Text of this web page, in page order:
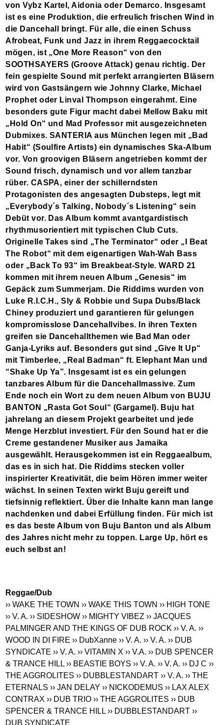
von Vybz Kartel, Aidonia oder Demarco. Insgesamt
ist es eine Produktion, die erfreulich frischen Wind in
die Dancehall bringt. Für alle, die einen Schuss
Afrobeat, Funk und Jazz in ihrem Reggaecocktail
mögen, ist „One More Reason“ von den
SOOTHSAYERS (Groove Attack) genau richtig. Der
fein gespielte Sound mit perfekt arrangierten Bläsern
wird von Gastsängern wie Johnny Clarke, Michael
Prophet oder Linval Thompson eingerahmt. Eine
besonders gute Figur macht dabei Mellow Baku mit
„Hold On“ und Mad Professor mit ausgezeichneten
Dubmixes. SANTERIA aus München legen mit „Bad
Habit“ (Soulfire Artists) ein dynamisches Ska-Album
vor. Von groovigen Bläsern angetrieben kommt der
Sound frisch, dynamisch und vor allem tanzbar
rüber. CASPA, einer der schillerndsten
Protagonisten des angesagten Dubsteps, legt mit
„Everybody´s Talking, Nobody´s Listening“ sein
Debüt vor. Das Album kommt avantgardistisch
rhythmusorientiert mit typischen Club Cuts.
Originelle Takes sind „The Terminator“ oder „I Beat
The Robot“ mit dem eigenartigen Wah-Wah Bass
oder „Back To 93“ im Breakbeat-Style. WARD 21
kommen mit ihrem neuen Album „Genesis“ im
Gepäck zum Summerjam. Die Riddims wurden von
Luke R.I.C.H., Sly & Robbie und Supa Dubs/Black
Chiney produziert und garantieren für gelungen
kompromisslose Dancehallvibes. In ihren Texten
greifen sie Dancehallthemen wie Bad Man oder
Ganja-Lyriks auf. Besonders gut sind „Give It Up“
mit Timberlee, „Real Badman“ ft. Elephant Man und
“Shake Up Ya”. Insgesamt ist es ein gelungen
tanzbares Album für die Dancehallmassive. Zum
Ende noch ein Wort zu dem neuen Album von BUJU
BANTON „Rasta Got Soul“ (Gargamel). Buju hat
jahrelang an diesem Projekt gearbeitet und jede
Menge Herzblut investiert. Für den Sound hat er die
Creme gestandener Musiker aus Jamaika
ausgewählt. Herausgekommen ist ein Reggaealbum,
das es in sich hat. Die Riddims stecken voller
inspirierter Kreativität, die beim Hören immer weiter
wächst. In seinen Texten wirkt Buju gereift und
tiefsinnig reflektiert. Über die Inhalte kann man lange
nachdenken und dabei Erfüllung finden. Für mich ist
es das beste Album von Buju Banton und als Album
des Jahres nicht mehr zu toppen. Large Up, hört es
euch selbst an!
Reggae/Dub
›› WAKE THE TOWN ›› WAKE THIS TOWN ›› HIGH TONE
›› V. A. ›› SIDESHOW ›› MIGHTY VIBEZ ›› JACQUES
PALMINGER AND THE KINGS OF DUB ROCK ›› V. A. ››
WOOD IN DI FIRE ›› DubXanne ›› V. A. ›› V. A. ›› DUB
SYNDICATE ›› V. A. ›› VITAMIN X ›› V.A. ›› DUB SPENCER
& TRANCE HILL ›› BEASTIE BOYS ›› V. A. ›› V. A. ›› DJ C ››
THE AGGROLITES ›› DUBBLESTANDART ›› V. A. ›› THE
ETERNALS ›› JAN DELAY ›› NICKODEMUS ›› LAX ALEX
CONTRAX ›› DUB TRIO ›› THE AGGROLITES ›› DUB
SPENCER & TRANCE HILL ›› DUBBLESTANDART ››
DUB SYNDICATE